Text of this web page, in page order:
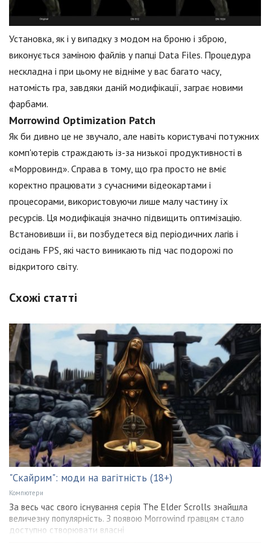
Установка, як і у випадку з модом на броню і зброю,
виконується заміною файлів у папці Data Files. Процедура
нескладна і при цьому не відніме у вас багато часу,
натомість гра, завдяки даній модифікації, заграє новими
фарбами.
Morrowind Optimization Patch
Як би дивно це не звучало, але навіть користувачі потужних
комп'ютерів страждають із-за низької продуктивності в
«Морровинд». Справа в тому, що гра просто не вміє
коректно працювати з сучасними відеокартами і
процесорами, використовуючи лише малу частину їх
ресурсів. Ця модифікація значно підвищить оптимізацію.
Встановивши її, ви позбудетеся від періодичних лагів і
осідань FPS, які часто виникають під час подорожі по
відкритого світу.
Схожі статті
"Скайрим": моди на вагітність (18+)
Компютери
За весь час свого існування серія The Elder Scrolls знайшла
величезну популярність. З появою Morrowind гравцям стало
доступно створювати власні